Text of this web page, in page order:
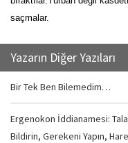
saçmalar.
Yazarın Diğer Yazıları
Bir Tek Ben Bilemedim…
Ergenokon İddianamesi:
Bildirin, Gerekeni Yapın,